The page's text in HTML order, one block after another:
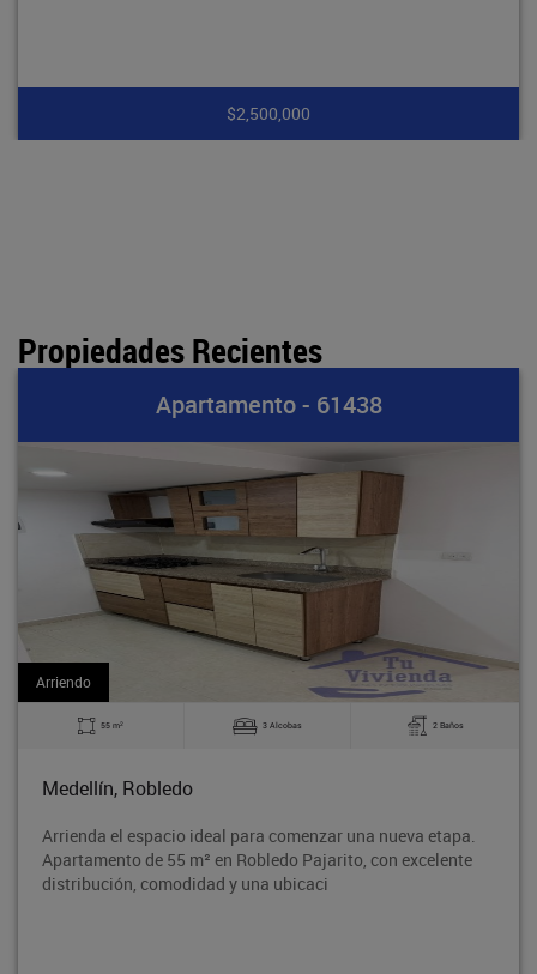
Propiedades Recientes
Apartamento - 61438
3 Alcobas 2 Baños
ideal para comenzar una nueva etapa.
55 m² en Robledo Pajarito, con excelente
y una ubicaci
Arriendo
Excelente
tradicional